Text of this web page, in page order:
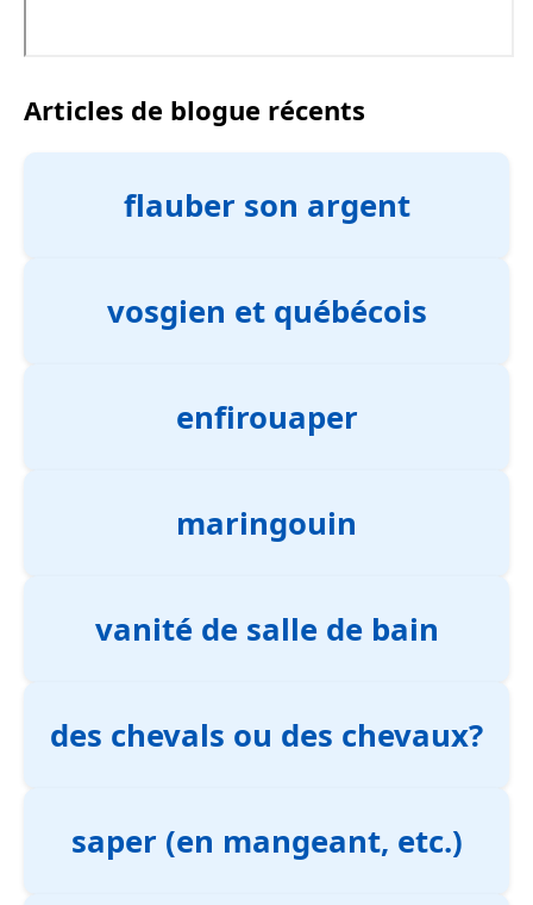
Articles de blogue récents
flauber son argent
vosgien et québécois
enfirouaper
maringouin
vanité de salle de bain
des chevals ou des chevaux?
saper (en mangeant, etc.)